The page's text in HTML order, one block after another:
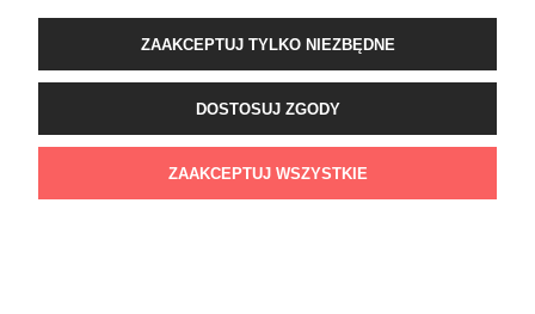
Wyposażenie łazienek Łazienki.eco | Pawła 23, 41-708 Ruda Śląska | E-mail:
sklep@lazienki.eco | Tel.: 600 012 164 lub 600 012 159 | TGS Przemysław
Stoń | NIP: 6312213594 | REGON: 276403698
ZAAKCEPTUJ TYLKO NIEZBĘDNE
DOSTOSUJ ZGODY
ZAAKCEPTUJ WSZYSTKIE